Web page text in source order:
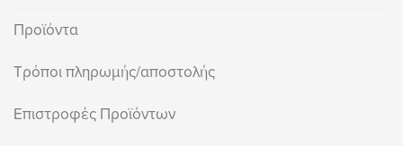
Προϊόντα
Τρόποι πληρωμής/αποστολής
Επιστροφές Προϊόντων